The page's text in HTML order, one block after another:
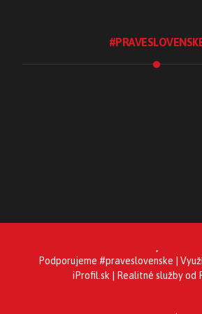
Podporujeme #praveslovenske |
iProfil.sk | Realitné služby od